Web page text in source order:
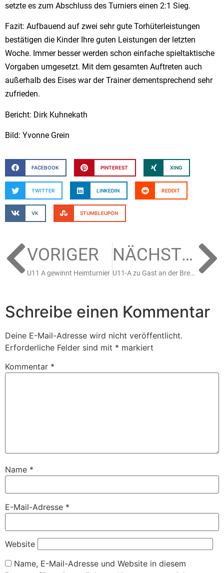
setzte es zum Abschluss des Turniers einen 2:1 Sieg.
Fazit: Aufbauend auf zwei sehr gute Torhüterleistungen
bestätigen die Kinder Ihre guten Leistungen der letzten
Woche. Immer besser werden schon einfache spieltaktische
Vorgaben umgesetzt. Mit dem gesamten Auftreten auch
außerhalb des Eises war der Trainer dementsprechend sehr
zufrieden.
Bericht: Dirk Kuhnekath
Bild: Yvonne Grein
FACEBOOK PINTEREST XING
TWITTER LINKEDIN REDDIT
VK STUMBLEUPON
VORIGER
U11 A gewinnt Heimturnier
NÄCHSTER
U11-A zu Gast an der Brehmstraße
Schreibe einen Kommentar
Deine E-Mail-Adresse wird nicht veröffentlicht.
Erforderliche Felder sind mit * markiert
Kommentar *
Name *
E-Mail-Adresse *
Website
Name, E-Mail-Adresse und Website in diesem